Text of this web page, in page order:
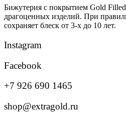
Бижутерия с покрытием Gold
драгоценных изделий. При
сохраняет блеск от 3-х до 10 лет.
Instagram
Facebook
+7 926 690 1465
shop@extragold.ru